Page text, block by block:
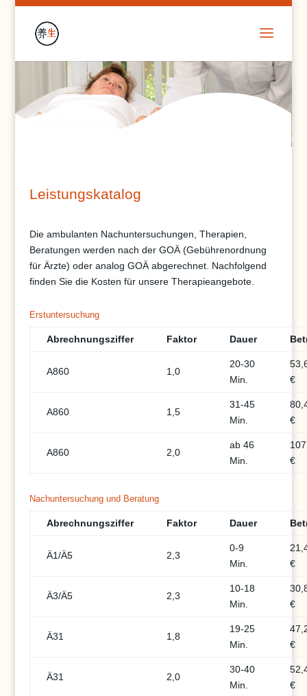
Leistungskatalog
Die ambulanten Nachuntersuchungen, Therapien,
Beratungen werden nach der GOÄ (Gebührenordnung
für Ärzte) oder analog GOÄ abgerechnet. Nachfolgend
finden Sie die Kosten für unsere Therapieangebote.
Erstuntersuchung
Abrechnungsziffer Faktor Dauer
A860 1,0
20-30
Min.
€
A860 1,5
31-45
Min.
€
A860 2,0
ab 46
Min.
€
Nachuntersuchung und Beratung
Abrechnungsziffer Faktor Dauer
Ä1/Ä5 2,3
0-9
Min.
€
Ä3/Ä5 2,3
10-18
Min.
€
Ä31 1,8
19-25
Min.
€
Ä31 2,0
30-40
Min.
€